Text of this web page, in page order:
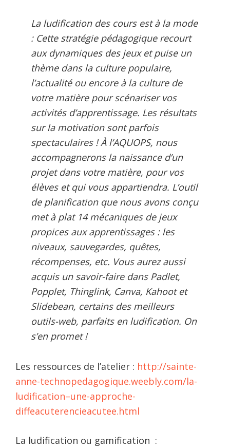
La ludification des cours est à la mode
: Cette stratégie pédagogique recourt
aux dynamiques des jeux et puise un
thème dans la culture populaire,
l’actualité ou encore à la culture de
votre matière pour scénariser vos
activités d’apprentissage. Les résultats
sur la motivation sont parfois
spectaculaires ! À l’AQUOPS, nous
accompagnerons la naissance d’un
projet dans votre matière, pour vos
élèves et qui vous appartiendra. L’outil
de planification que nous avons conçu
met à plat 14 mécaniques de jeux
propices aux apprentissages : les
niveaux, sauvegardes, quêtes,
récompenses, etc. Vous aurez aussi
acquis un savoir-faire dans Padlet,
Popplet, Thinglink, Canva, Kahoot et
Slidebean, certains des meilleurs
outils-web, parfaits en ludification. On
s’en promet !
Les ressources de l’atelier : http://sainte-
anne-technopedagogique.weebly.com/la-
ludification–une-approche-
diffeacuterencieacutee.html
La ludification ou gamification :